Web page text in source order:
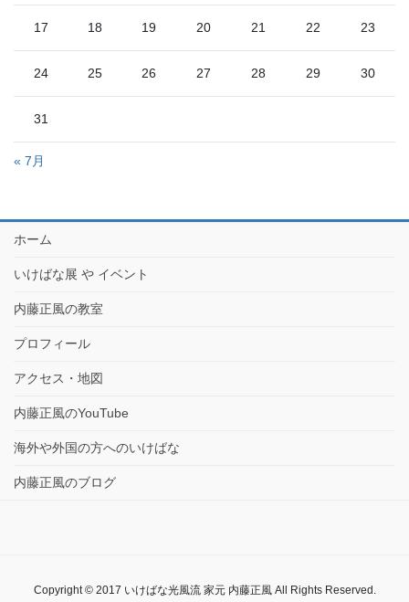
17 18 19 20 21 22 23
24 25 26 27 28 29 30
31
« 7月
ホーム
いけばな展 や イベント
内藤正風の教室
プロフィール
アクセス・地図
内藤正風のYouTube
海外や外国の方へのいけばな
内藤正風のブログ
Copyright © 2017 いけばな光風流 家元 内藤正風 All Rights Reserved.